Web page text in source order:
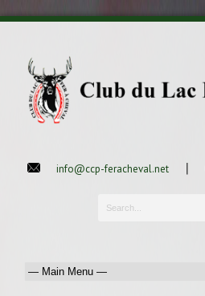
info@ccp-feracheval.net |